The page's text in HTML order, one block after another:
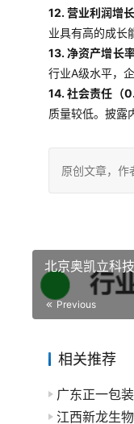
12. 营业利润增
业具有高的成长
13. 净资产增长率
行业A级水平，
14. 社会责任（
质量较低。披露
原创文章，
北京奥凯立科
Previous
相关推荐
广东正一包
江西新龙生